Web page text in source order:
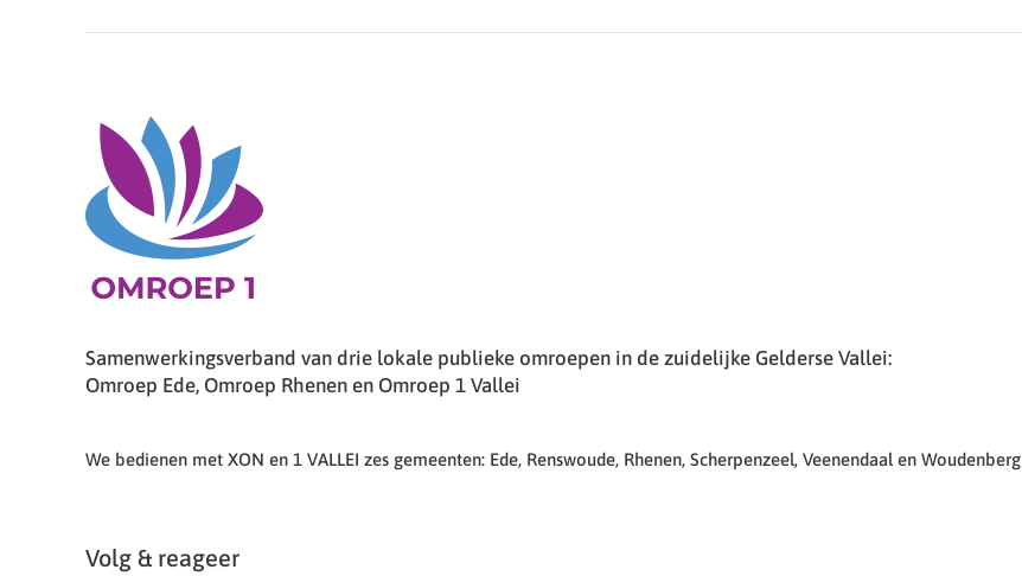
Samenwerkingsverband van drie lokale publieke omroepen in de zuidelijke Gelderse Vallei:
Omroep Ede, Omroep Rhenen en Omroep 1 Vallei
We bedienen met XON en 1 VALLEI zes gemeenten: Ede, Renswoude, Rhenen, Scherpenzeel, Veenendaal en Woudenberg
Volg & reageer